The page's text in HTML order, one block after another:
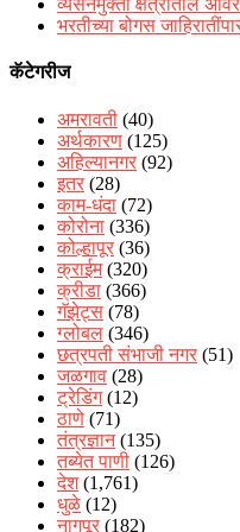
व्यसनमुक्ती क्षेत्रातील
भरतीच्या बोगस
कॅटेगरीज
अमरावती (40)
अर्थकारण (125)
अहिल्यानगर (92)
इतर (28)
काम-धंदा (72)
कोरोना (336)
कोल्हापूर (36)
क्राईम(320)
क्रीडा (366)
गॅझेट्स (78)
ग्लोबल (346)
छत्रपती संभाजी नगर (51)
जळगाव (28)
ट्रेडिंग(12)
ठाणे (71)
तंत्रज्ञान(135)
तब्येत पाणी (126)
देश(1,761)
धुळे (12)
नागपूर (182)